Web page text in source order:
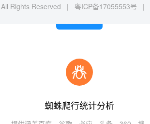
蜘蛛爬行统计分析
Rights Reserved | 粤ICP备17055553号 |